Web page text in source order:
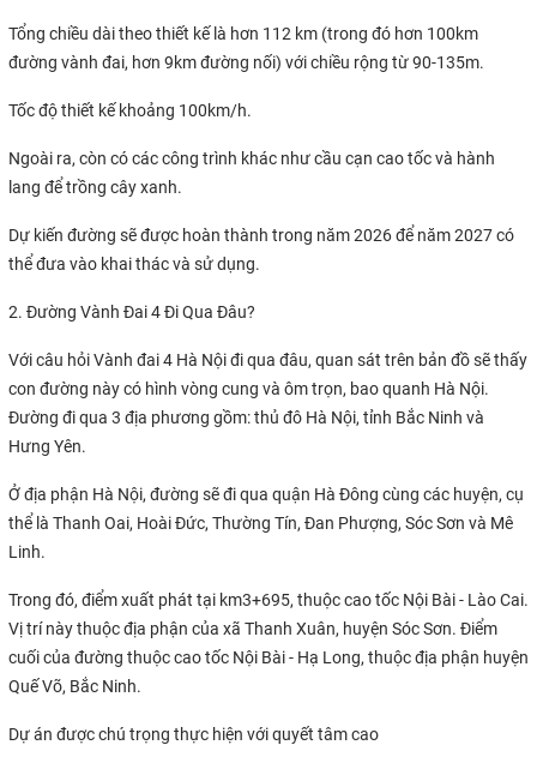
Tổng chiều dài theo thiết kế là hơn 112 km (trong đó hơn 100km
đường vành đai, hơn 9km đường nối) với chiều rộng từ 90-135m.
Tốc độ thiết kế khoảng 100km/h.
Ngoài ra, còn có các công trình khác như cầu cạn cao tốc và hành
lang để trồng cây xanh.
Dự kiến đường sẽ được hoàn thành trong năm 2026 để năm 2027 có
thể đưa vào khai thác và sử dụng.
2. Đường Vành Đai 4 Đi Qua Đâu?
Với câu hỏi Vành đai 4 Hà Nội đi qua đâu, quan sát trên bản đồ sẽ thấy
con đường này có hình vòng cung và ôm trọn, bao quanh Hà Nội.
Đường đi qua 3 địa phương gồm: thủ đô Hà Nội, tỉnh Bắc Ninh và
Hưng Yên.
Ở địa phận Hà Nội, đường sẽ đi qua quận Hà Đông cùng các huyện, cụ
thể là Thanh Oai, Hoài Đức, Thường Tín, Đan Phượng, Sóc Sơn và Mê
Linh.
Trong đó, điểm xuất phát tại km3+695, thuộc cao tốc Nội Bài - Lào Cai.
Vị trí này thuộc địa phận của xã Thanh Xuân, huyện Sóc Sơn. Điểm
cuối của đường thuộc cao tốc Nội Bài - Hạ Long, thuộc địa phận huyện
Quế Võ, Bắc Ninh.
Dự án được chú trọng thực hiện với quyết tâm cao